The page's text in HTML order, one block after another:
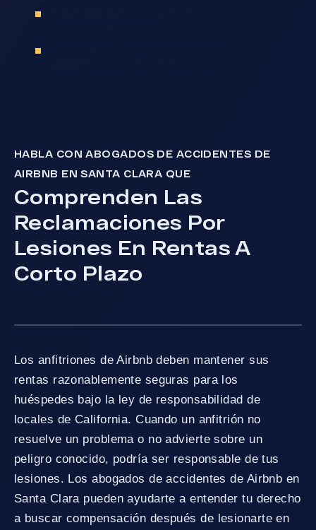
HABLA CON ABOGADOS DE ACCIDENTES DE
AIRBNB EN SANTA CLARA QUE
Comprenden Las
Reclamaciones Por
Lesiones En Rentas A
Corto Plazo
Los anfitriones de Airbnb deben mantener sus
rentas razonablemente seguras para los
huéspedes bajo la ley de responsabilidad de
locales de California. Cuando un anfitrión no
resuelve un problema o no advierte sobre un
peligro conocido, podría ser responsable de tus
lesiones. Los abogados de accidentes de Airbnb en
Santa Clara pueden ayudarte a entender tu derecho
a buscar compensación después de lesionarte en